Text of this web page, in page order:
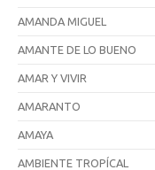
AMANDA MIGUEL
AMANTE DE LO BUENO
AMAR Y VIVIR
AMARANTO
AMAYA
AMBIENTE TROPÍCAL